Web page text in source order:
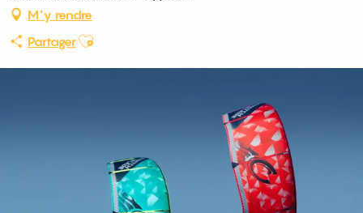
M'y rendre
PartagerAjouter aux favoris